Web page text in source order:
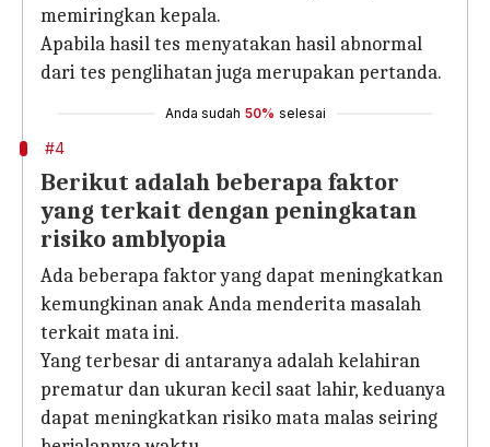
memiringkan kepala.
Apabila hasil tes menyatakan hasil abnormal
dari tes penglihatan juga merupakan pertanda.
Anda sudah 50% selesai
#4
Berikut adalah beberapa faktor
yang terkait dengan peningkatan
risiko amblyopia
Ada beberapa faktor yang dapat meningkatkan
kemungkinan anak Anda menderita masalah
terkait mata ini.
Yang terbesar di antaranya adalah kelahiran
prematur dan ukuran kecil saat lahir, keduanya
dapat meningkatkan risiko mata malas seiring